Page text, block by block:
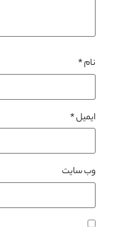
نام*
ایمیل*
وب‌ سایت